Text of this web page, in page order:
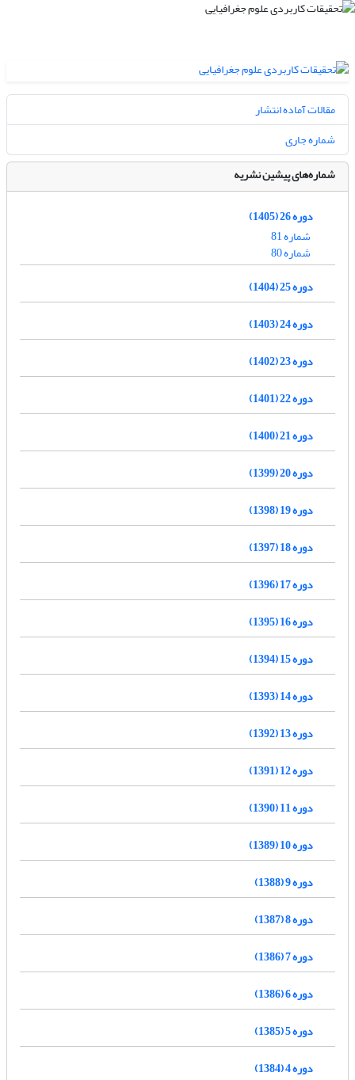
مقالات آماده انتشار
شماره جاری
شماره‌های پیشین نشریه
دوره 26 (1405)
شماره 81
شماره 80
دوره 25 (1404)
دوره 24 (1403)
دوره 23 (1402)
دوره 22 (1401)
دوره 21 (1400)
دوره 20 (1399)
دوره 19 (1398)
دوره 18 (1397)
دوره 17 (1396)
دوره 16 (1395)
دوره 15 (1394)
دوره 14 (1393)
دوره 13 (1392)
دوره 12 (1391)
دوره 11 (1390)
دوره 10 (1389)
دوره 9 (1388)
دوره 8 (1387)
دوره 7 (1386)
دوره 6 (1386)
دوره 5 (1385)
دوره 4 (1384)